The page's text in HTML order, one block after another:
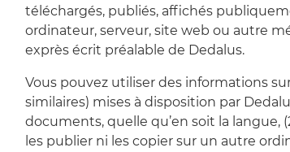
téléchargés, publiés, affichés
ordinateur, serveur, site web ou autre
exprès écrit préalable de Dedalus.
Vous pouvez utiliser des informations
similaires) mises à disposition par
documents, quelle qu’en soit la
les publier ni les copier sur un autre